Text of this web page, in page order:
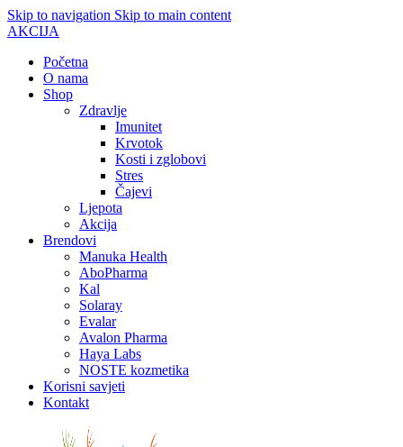
Skip to navigation Skip to main content
AKCIJA
Početna
O nama
Shop
Zdravlje
Imunitet
Krvotok
Kosti i zglobovi
Stres
Čajevi
Ljepota
Akcija
Brendovi
Manuka Health
AboPharma
Kal
Solaray
Evalar
Avalon Pharma
Haya Labs
NOSTE kozmetika
Korisni savjeti
Kontakt